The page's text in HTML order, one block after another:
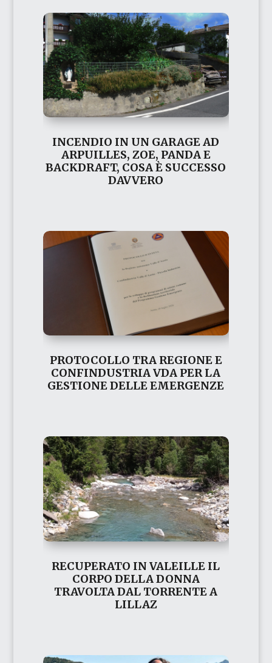
INCENDIO IN UN GARAGE AD
ARPUILLES, ZOE, PANDA E
BACKDRAFT, COSA È SUCCESSO
DAVVERO
PROTOCOLLO TRA REGIONE E
CONFINDUSTRIA VDA PER LA
GESTIONE DELLE EMERGENZE
RECUPERATO IN VALEILLE IL
CORPO DELLA DONNA
TRAVOLTA DAL TORRENTE A
LILLAZ